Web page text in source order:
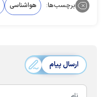
برچسب‌ها: هواشناسی
ارسال پیام